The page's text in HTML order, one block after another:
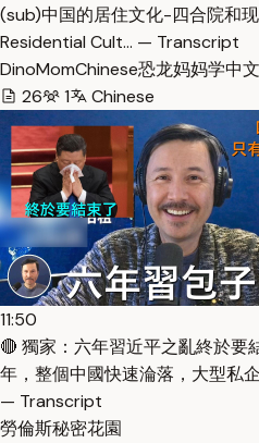
(sub)中国的居住文化-四合院和
Residential Cult… — Transcript
DinoMomChinese恐龙妈妈学中文
26
1 Chinese
11:50
🔴 獨家：六年習近平之亂終於要
年，整個中國快速淪落，大型私
— Transcript
勞倫斯秘密花園